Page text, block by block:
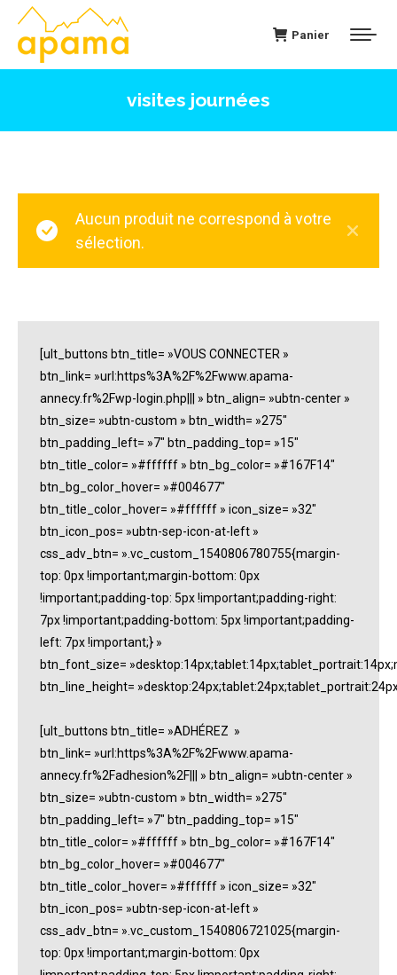
Panier
visites journées
Aucun produit ne correspond à votre
sélection.
[ult_buttons btn_title= »VOUS CONNECTER »
btn_link= »url:https%3A%2F%2Fwww.apama-
annecy.fr%2Fwp-login.php||| » btn_align= »ubtn-center »
btn_size= »ubtn-custom » btn_width= »275″
btn_padding_left= »7″ btn_padding_top= »15″
btn_title_color= »#ffffff » btn_bg_color= »#167F14″
btn_bg_color_hover= »#004677″
btn_title_color_hover= »#ffffff » icon_size= »32″
btn_icon_pos= »ubtn-sep-icon-at-left »
css_adv_btn= ».vc_custom_1540806780755{margin-
top: 0px !important;margin-bottom: 0px
!important;padding-top: 5px !important;padding-right:
7px !important;padding-bottom: 5px !important;padding-
left: 7px !important;} »
btn_font_size=
btn_line_height=
[ult_buttons btn_title= »ADHÉREZ »
btn_link= »url:https%3A%2F%2Fwww.apama-
annecy.fr%2Fadhesion%2F||| » btn_align= »ubtn-center »
btn_size= »ubtn-custom » btn_width= »275″
btn_padding_left= »7″ btn_padding_top= »15″
btn_title_color= »#ffffff » btn_bg_color= »#167F14″
btn_bg_color_hover= »#004677″
btn_title_color_hover= »#ffffff » icon_size= »32″
btn_icon_pos= »ubtn-sep-icon-at-left »
css_adv_btn= ».vc_custom_1540806721025{margin-
top: 0px !important;margin-bottom: 0px